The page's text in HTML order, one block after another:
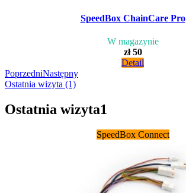
SpeedBox ChainCare Pro
W magazynie
zł 50
Detail
PoprzedniNastępny
Ostatnia wizyta (1)
Ostatnia wizyta1
SpeedBox Connect